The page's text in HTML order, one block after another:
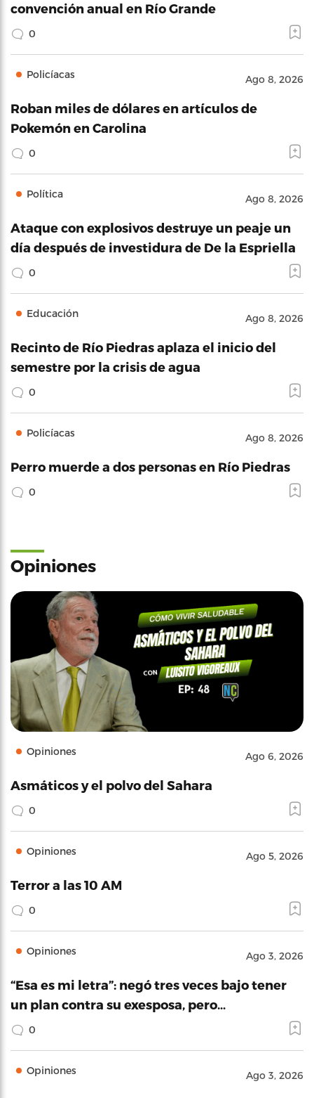
convención anual en Río Grande
0
Policíacas Ago 8, 2026
Roban miles de dólares en artículos de
Pokemón en Carolina
0
Política Ago 8, 2026
Ataque con explosivos destruye un peaje un
día después de investidura de De la Espriella
0
Educación Ago 8, 2026
Recinto de Río Piedras aplaza el inicio del
semestre por la crisis de agua
0
Policíacas Ago 8, 2026
Perro muerde a dos personas en Río Piedras
0
Opiniones
Opiniones Ago 6, 2026
Asmáticos y el polvo del Sahara
0
Opiniones Ago 5, 2026
Terror a las 10 AM
0
Opiniones Ago 3, 2026
“Esa es mi letra”: negó tres veces bajo tener
un plan contra su exesposa, pero…
0
Opiniones Ago 3, 2026